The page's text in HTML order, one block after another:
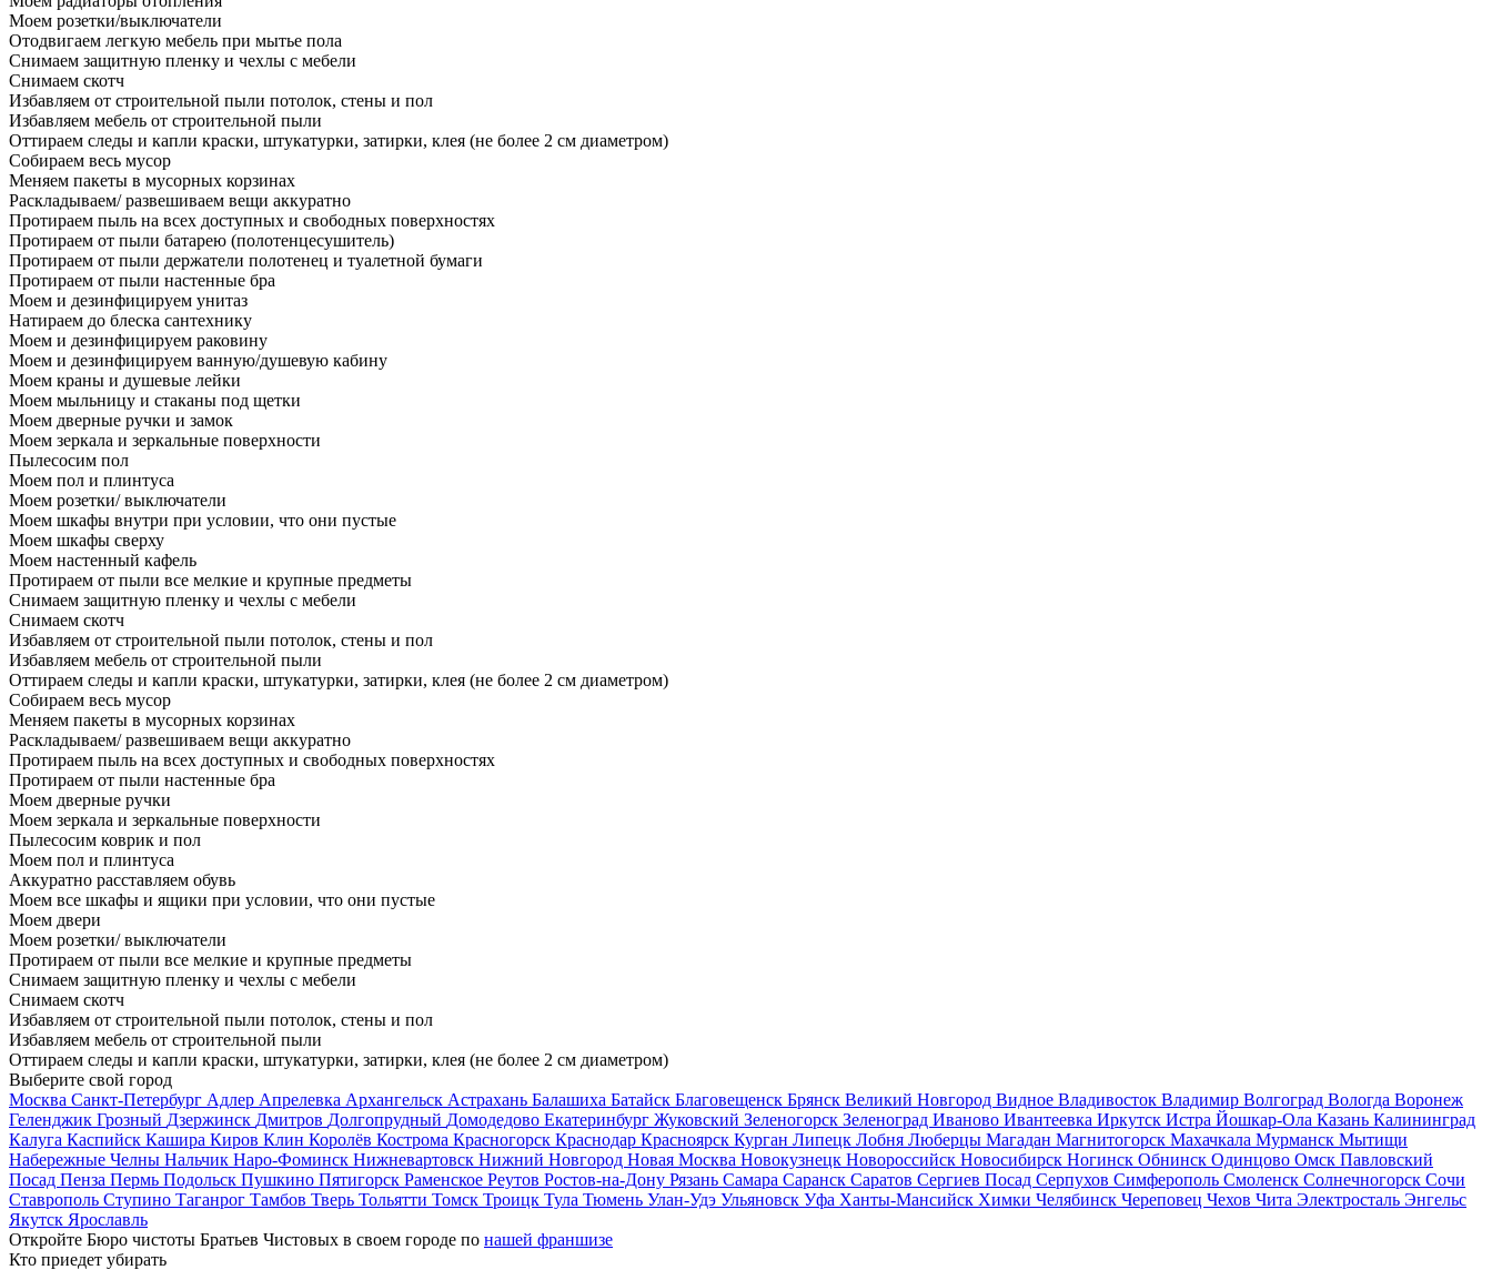
Моем розетки/выключатели
Отодвигаем легкую мебель при мытье пола
Снимаем защитную пленку и чехлы с мебели
Снимаем скотч
Избавляем от строительной пыли потолок, стены и пол
Избавляем мебель от строительной пыли
Оттираем следы и капли краски, штукатурки, затирки, клея (не более 2 см диаметром)
Собираем весь мусор
Меняем пакеты в мусорных корзинах
Раскладываем/ развешиваем вещи аккуратно
Протираем пыль на всех доступных и свободных поверхностях
Протираем от пыли батарею (полотенцесушитель)
Протираем от пыли держатели полотенец и туалетной бумаги
Протираем от пыли настенные бра
Моем и дезинфицируем унитаз
Натираем до блеска сантехнику
Моем и дезинфицируем раковину
Моем и дезинфицируем ванную/душевую кабину
Моем краны и душевые лейки
Моем мыльницу и стаканы под щетки
Моем дверные ручки и замок
Моем зеркала и зеркальные поверхности
Пылесосим пол
Моем пол и плинтуса
Моем розетки/ выключатели
Моем шкафы внутри при условии, что они пустые
Моем шкафы сверху
Моем настенный кафель
Протираем от пыли все мелкие и крупные предметы
Снимаем защитную пленку и чехлы с мебели
Снимаем скотч
Избавляем от строительной пыли потолок, стены и пол
Избавляем мебель от строительной пыли
Оттираем следы и капли краски, штукатурки, затирки, клея (не более 2 см диаметром)
Собираем весь мусор
Меняем пакеты в мусорных корзинах
Раскладываем/ развешиваем вещи аккуратно
Протираем пыль на всех доступных и свободных поверхностях
Протираем от пыли настенные бра
Моем дверные ручки
Моем зеркала и зеркальные поверхности
Пылесосим коврик и пол
Моем пол и плинтуса
Аккуратно расставляем обувь
Моем все шкафы и ящики при условии, что они пустые
Моем двери
Моем розетки/ выключатели
Протираем от пыли все мелкие и крупные предметы
Снимаем защитную пленку и чехлы с мебели
Снимаем скотч
Избавляем от строительной пыли потолок, стены и пол
Избавляем мебель от строительной пыли
Оттираем следы и капли краски, штукатурки, затирки, клея (не более 2 см диаметром)
Выберите свой город
Москва Санкт-Петербург Адлер Апрелевка Архангельск Астрахань Балашиха Батайск Благовещенск Брянск Великий Новгород Видное Владивосток Владимир Волгоград Вологда Воронеж
Геленджик Грозный Дзержинск Дмитров Долгопрудный Домодедово Екатеринбург Жуковский Зеленогорск Зеленоград Иваново Ивантеевка Иркутск Истра Йошкар-Ола Казань Калининград
Калуга Каспийск Кашира Киров Клин Королёв Кострома Красногорск Краснодар Красноярск Курган Липецк Лобня Люберцы Магадан Магнитогорск Махачкала Мурманск Мытищи
Набережные Челны Нальчик Наро-Фоминск Нижневартовск Нижний Новгород Новая Москва Новокузнецк Новороссийск Новосибирск Ногинск Обнинск Одинцово Омск Павловский
Посад Пенза Пермь Подольск Пушкино Пятигорск Раменское Реутов Ростов-на-Дону Рязань Самара Саранск Саратов Сергиев Посад Серпухов Симферополь Смоленск Солнечногорск Сочи
Ставрополь Ступино Таганрог Тамбов Тверь Тольятти Томск Троицк Тула Тюмень Улан-Удэ Ульяновск Уфа Ханты-Мансийск Химки Челябинск Череповец Чехов Чита Электросталь Энгельс
Якутск Ярославль
Откройте Бюро чистоты Братьев Чистовых в своем городе по нашей франшизе
Кто приедет убирать